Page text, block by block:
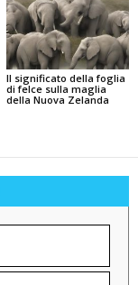
Il significato della foglia
di felce sulla maglia
della Nuova Zelanda